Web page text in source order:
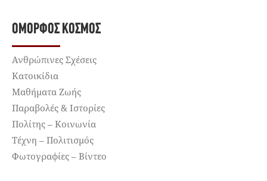
ΌΜΟΡΦΟΣ ΚΌΣΜΟΣ
Ανθρώπινες Σχέσεις
Κατοικίδια
Μαθήματα Ζωής
Παραβολές & Ιστορίες
Πολίτης – Κοινωνία
Τέχνη – Πολιτισμός
Φωτογραφίες – Βίντεο